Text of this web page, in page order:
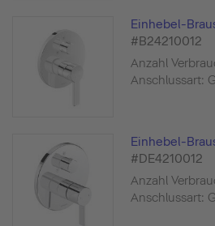
Einhebel-
#B24210012
Anzahl
Anschlussart:
Einhebel-
#DE4210012
Anzahl
Anschlussart: